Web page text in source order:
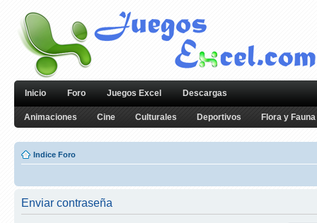
Inicio Foro Juegos Excel Descargas
Animaciones Cine Culturales Deportivos Flora y Fauna
Indice Foro
Enviar contraseña